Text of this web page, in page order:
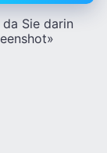
Sie darin